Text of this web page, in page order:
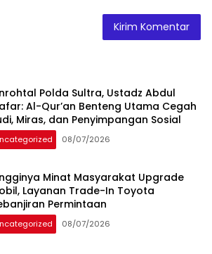
Polda Sultra, Ustadz Abdul
Al-Qur’an Benteng Utama Cegah
Miras, dan Penyimpangan Sosial
08/07/2026
Minat Masyarakat Upgrade
Layanan Trade-In Toyota
Permintaan
08/07/2026